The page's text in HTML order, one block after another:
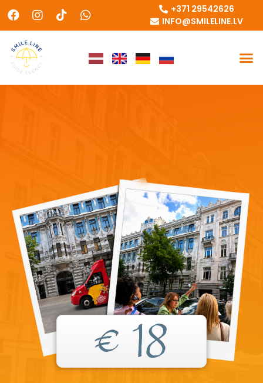
+371 29542626
INFO@SMILELINE.LV
€ 18